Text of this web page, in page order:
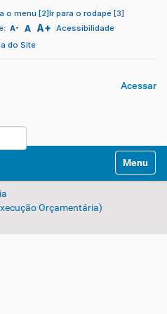
o menu [2]Ir para o rodapé [3]
A- A A+ Acessibilidade
do Site
Acessar
Toggle
Orçamentária)